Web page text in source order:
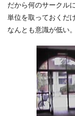
だから何のサークル
単位を取っておくだ
なんとも意識が低い。